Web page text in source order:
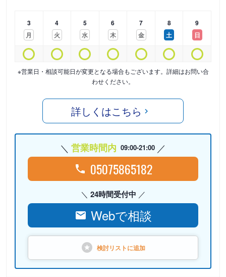
3
月
4
火
5
水
6
木
7
金
8
土
9
日
※営業日・相談可能日が変更となる場合もございます。詳細はお問い合
わせください。
詳しくはこちら
営業時間内 09:00-21:00
05075865182
24時間受付中
Webで相談
検討リストに追加